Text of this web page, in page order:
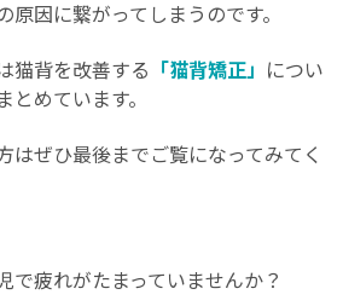
原因に繋がってしまうのです。
猫背を改善する 「猫背矯正」 につい
とめています。
はぜひ最後までご覧になってみてく
で疲れがたまっていませんか？